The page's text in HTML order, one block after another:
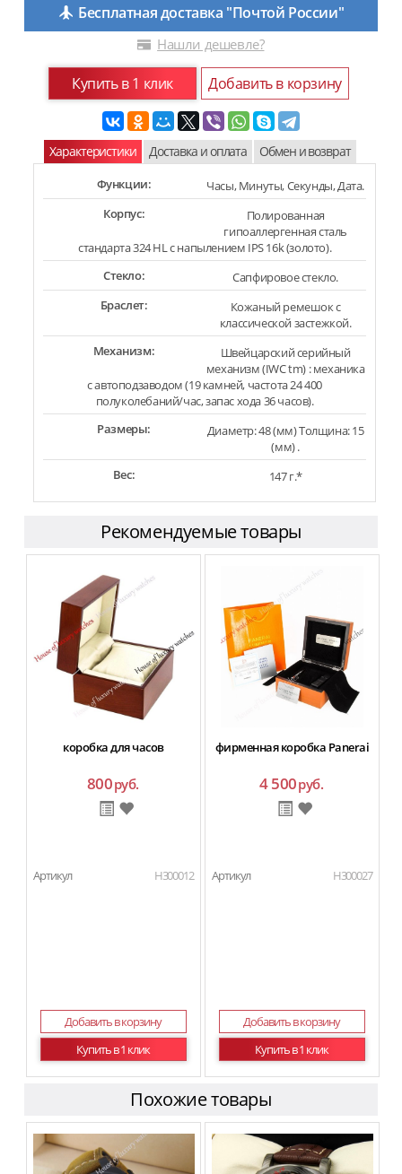
Бесплатная доставка "Почтой России"
Нашли дешевле?
Купить в 1 клик Добавить в корзину
Характеристики Доставка и оплата Обмен и возврат
Функции:
Часы, Минуты, Секунды, Дата.
Корпус:
Полированная
гипоаллергенная сталь
стандарта 324 HL с напылением IPS 16k (золото).
Стекло:
Сапфировое стекло.
Браслет:
Кожаный ремешок с
классической застежкой.
Механизм:
Швейцарский серийный
механизм (IWC tm) : механика
с автоподзаводом (19 камней, частота 24 400
полуколебаний/час, запас хода 36 часов).
Размеры:
Диаметр: 48 (мм) Толщина: 15
(мм) .
Вес:
147 г.*
Рекомендуемые товары
коробка для часов
800руб.
Артикул H300012
Добавить в корзину
Купить в 1 клик
фирменная коробка Panerai
4 500руб.
Артикул H300027
Добавить в корзину
Купить в 1 клик
Похожие товары